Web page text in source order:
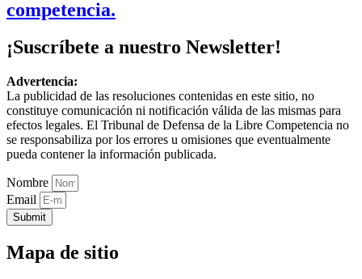
competencia.
¡Suscríbete a nuestro Newsletter!
Advertencia:
La publicidad de las resoluciones contenidas en este sitio, no
constituye comunicación ni notificación válida de las mismas para
efectos legales. El Tribunal de Defensa de la Libre Competencia no
se responsabiliza por los errores u omisiones que eventualmente
pueda contener la información publicada.
Nombre
Email
Submit
Mapa de sitio